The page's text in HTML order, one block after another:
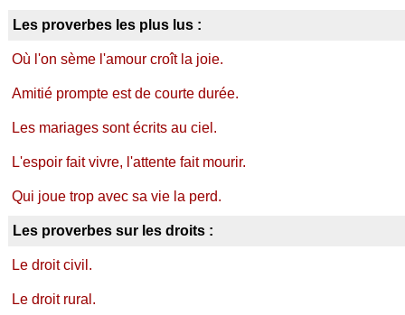
Les proverbes les plus lus :
Où l'on sème l'amour croît la joie.
Amitié prompte est de courte durée.
Les mariages sont écrits au ciel.
L'espoir fait vivre, l'attente fait mourir.
Qui joue trop avec sa vie la perd.
Les proverbes sur les droits :
Le droit civil.
Le droit rural.